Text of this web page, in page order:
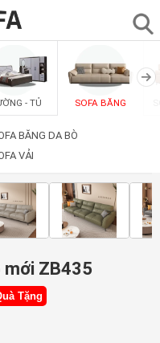
▼
- TỦ SOFA BĂNG
BĂNG DA BÒ
VẢI
mới ZB435
Tặng